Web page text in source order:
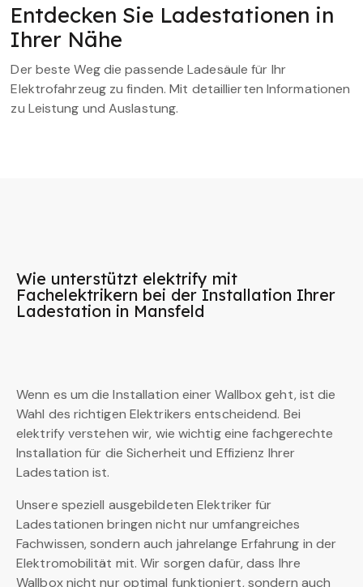
Entdecken Sie Ladestationen in
Ihrer Nähe
Der beste Weg die passende Ladesäule für Ihr
Elektrofahrzeug zu finden. Mit detaillierten Informationen
zu Leistung und Auslastung.
Wie unterstützt elektrify mit
Fachelektrikern bei der Installation Ihrer
Ladestation in Mansfeld
Wenn es um die Installation einer Wallbox geht, ist die
Wahl des richtigen Elektrikers entscheidend. Bei
elektrify verstehen wir, wie wichtig eine fachgerechte
Installation für die Sicherheit und Effizienz Ihrer
Ladestation ist.
Unsere speziell ausgebildeten Elektriker für
Ladestationen bringen nicht nur umfangreiches
Fachwissen, sondern auch jahrelange Erfahrung in der
Elektromobilität mit. Wir sorgen dafür, dass Ihre
Wallbox nicht nur optimal funktioniert, sondern auch